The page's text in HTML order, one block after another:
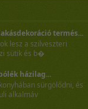
termés...
lesz a szilveszteri
sütik és b�
házilag...
sürgölődni, és
alkalmáv